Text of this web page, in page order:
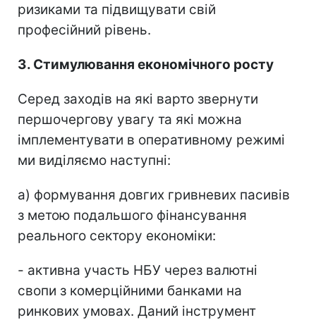
ризиками та підвищувати свій
професійний рівень.
3. Стимулювання економічного росту
Серед заходів на які варто звернути
першочергову увагу та які можна
імплементувати в оперативному режимі
ми виділяємо наступні:
а) формування довгих гривневих пасивів
з метою подальшого фінансування
реального сектору економіки:
- активна участь НБУ через валютні
свопи з комерційними банками на
ринкових умовах. Даний інструмент